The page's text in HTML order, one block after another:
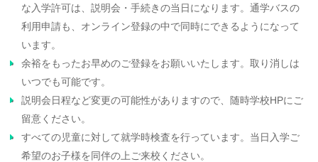
な入学許可は、説明会・手続きの当日になります。通学バスの
利用申請も、オンライン登録の中で同時にできるようになって
います。
余裕をもったお早めのご登録をお願いいたします。取り消しは
いつでも可能です。
説明会日程など変更の可能性がありますので、随時学校HPにご
留意ください。
すべての児童に対して就学時検査を行っています。当日入学ご
希望のお子様を同伴の上ご来校ください。